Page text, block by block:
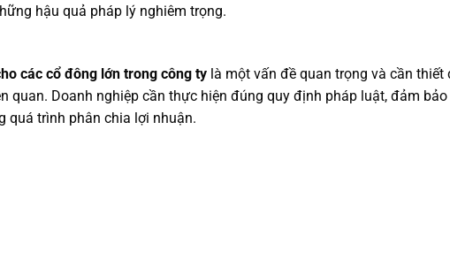
hậu quả pháp lý nghiêm trọng.
các cổ đông lớn trong công ty là một vấn đề quan trọng và cần thiết
quan. Doanh nghiệp cần thực hiện đúng quy định pháp luật, đảm bảo
quá trình phân chia lợi nhuận.